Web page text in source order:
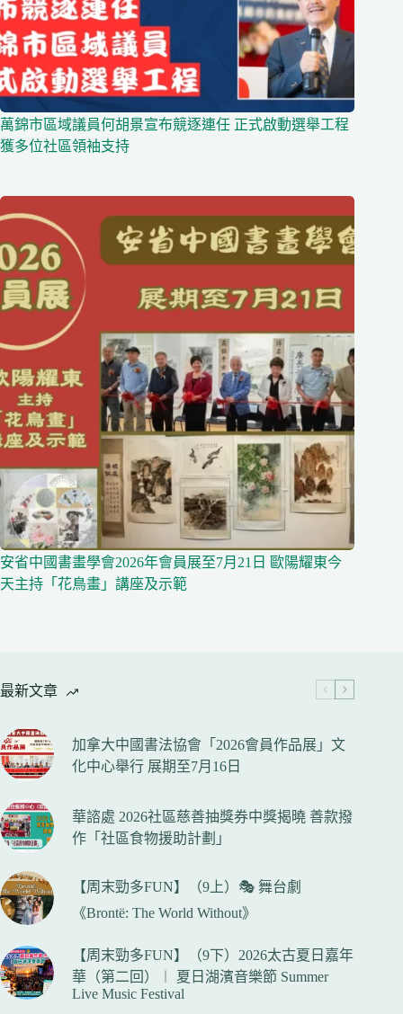
萬錦市區域議員何胡景宣布競逐連任 正式啟動選舉工程
獲多位社區領袖支持
安省中國書畫學會2026年會員展至7月21日 歐陽耀東今
天主持「花鳥畫」講座及示範
最新文章
加拿大中國書法協會「2026會員作品展」文
化中心舉行 展期至7月16日
華諮處 2026社區慈善抽獎券中獎揭曉 善款撥
作「社區食物援助計劃」
【周末勁多FUN】（9上）🎭 舞台劇
《Brontë: The World Without》
【周末勁多FUN】（9下）2026太古夏日嘉年
華（第二回）︱ 夏日湖濱音樂節 Summer
Live Music Festival